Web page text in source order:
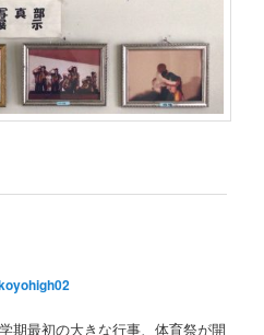
期最初の大きな行事、体育祭が開